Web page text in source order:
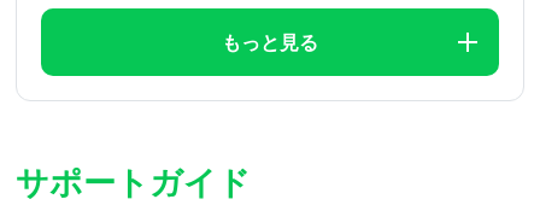
もっと見る
サポートガイド